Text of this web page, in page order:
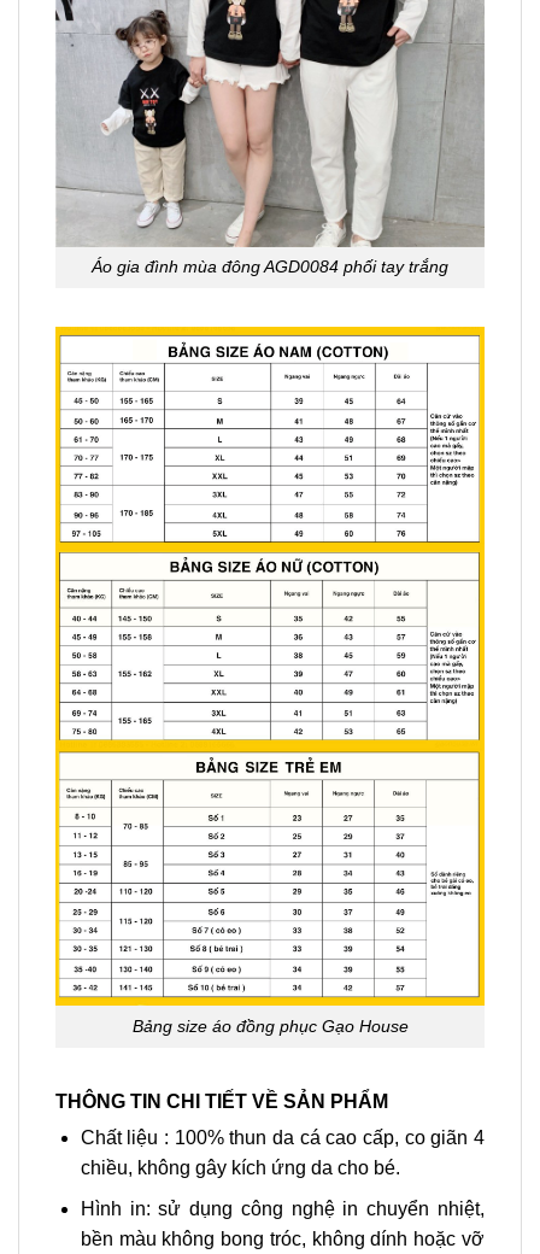
Áo gia đình mùa đông AGD0084 phối tay trắng
Bảng size áo đồng phục Gạo House
THÔNG TIN CHI TIẾT VỀ SẢN PHẨM
Chất liệu : 100% thun da cá cao cấp, co giãn 4
chiều, không gây kích ứng da cho bé.
Hình in: sử dụng công nghệ in chuyển nhiệt,
bền màu không bong tróc, không dính hoặc vỡ